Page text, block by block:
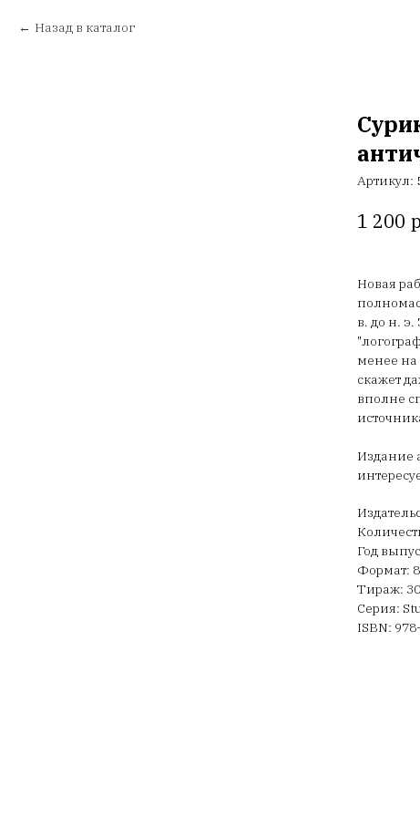
Назад в каталог
Артикул:
1 200
Новая
в. до н.
менее на
скажет
вполне
Издание
Год
Формат:
Тираж:
Серия:
ISBN: